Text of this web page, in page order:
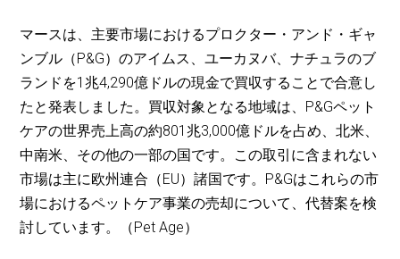
マースは、主要市場におけるプロクター・アンド・ギャ
ンブル（P&G）のアイムス、ユーカヌバ、ナチュラのブ
ランドを1兆4,290億ドルの現金で買収することで合意し
たと発表しました。買収対象となる地域は、P&Gペット
ケアの世界売上高の約801兆3,000億ドルを占め、北米、
中南米、その他の一部の国です。この取引に含まれない
市場は主に欧州連合（EU）諸国です。P&Gはこれらの市
場におけるペットケア事業の売却について、代替案を検
討しています。（Pet Age）